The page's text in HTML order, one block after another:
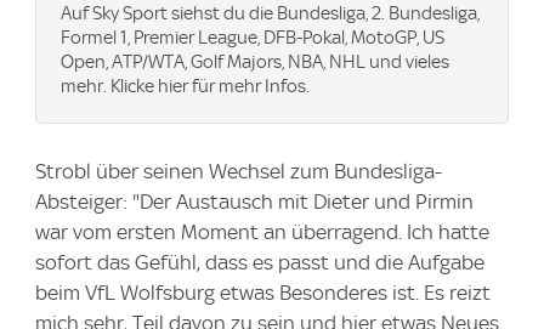
Auf Sky Sport siehst du die Bundesliga, 2. Bundesliga,
Formel 1, Premier League, DFB-Pokal, MotoGP, US
Open, ATP/WTA, Golf Majors, NBA, NHL und vieles
mehr. Klicke hier für mehr Infos.
Strobl über seinen Wechsel zum Bundesliga-
Absteiger: "Der Austausch mit Dieter und Pirmin
war vom ersten Moment an überragend. Ich hatte
sofort das Gefühl, dass es passt und die Aufgabe
beim VfL Wolfsburg etwas Besonderes ist. Es reizt
mich sehr, Teil davon zu sein und hier etwas Neues